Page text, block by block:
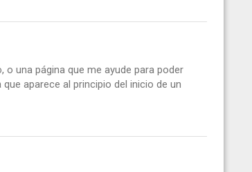
una página que me ayude para poder
aparece al principio del inicio de un